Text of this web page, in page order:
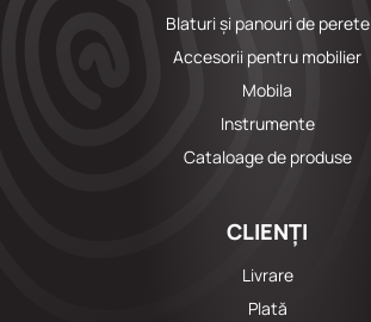
Blaturi și panouri de perete
Accesorii pentru mobilier
Mobila
Instrumente
Cataloage de produse
CLIENȚI
Livrare
Plată